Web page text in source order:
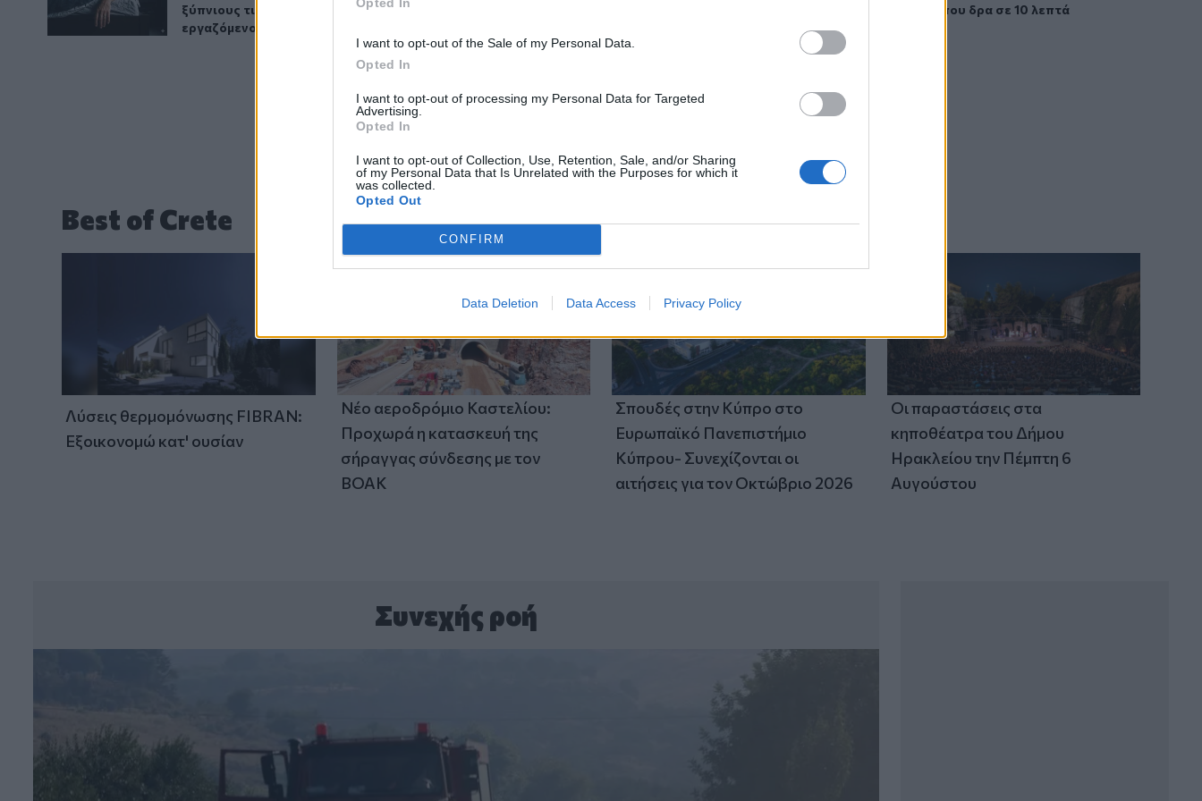
I want to opt-out of the Sale of my Personal Data.
Opted In
I want to opt-out of processing my Personal Data for Targeted
Advertising.
Opted In
I want to opt-out of Collection, Use, Retention, Sale, and/or Sharing
of my Personal Data that Is Unrelated with the Purposes for which it
was collected.
Opted Out
CONFIRM
Data Deletion Data Access Privacy Policy
πληγέντες
Φωτιά στα Αϊβαλιώτικα Βόλου
Συνελήφθη οπλισμένος άνδρας κοντά
σε γήπεδο γκολφ του Τραμπ στην
Καλιφόρνια
Κόλπος του Άντεν: Πλήγμα των Χούθι σε
τάνκερ της Σαουδικής Αραβίας
ξύπνιους τις νύχτες 7 στους 10
εργαζόμενους άνω των 50
που δρα σε 10 λεπτά
Best of Crete
Λύσεις θερμομόνωσης FIBRAN:
Εξοικονομώ κατ' ουσίαν
Νέο αεροδρόμιο Καστελίου:
Προχωρά η κατασκευή της
σήραγγας σύνδεσης με τον
ΒΟΑΚ
Σπουδές στην Κύπρο στο
Ευρωπαϊκό Πανεπιστήμιο
Κύπρου- Συνεχίζονται οι
αιτήσεις για τον Οκτώβριο 2026
Οι παραστάσεις στα
κηποθέατρα του Δήμου
Ηρακλείου την Πέμπτη 6
Αυγούστου
Συνεχής ροή